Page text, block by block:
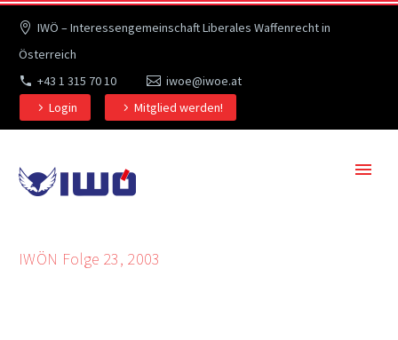
IWÖ – Interessengemeinschaft Liberales Waffenrecht in
Österreich
+43 1 315 70 10
iwoe@iwoe.at
Login
Mitglied werden!
IWÖN Folge 23, 2003